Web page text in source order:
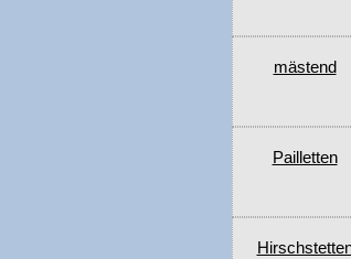
mästend
Pailletten